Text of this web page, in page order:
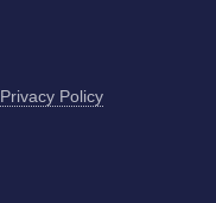
Privacy Policy